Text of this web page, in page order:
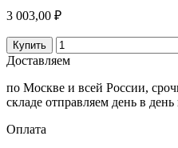
3 003,00 ₽
Купить
Доставляем
по Москве и всей России,
складе отправляем день в
Оплата